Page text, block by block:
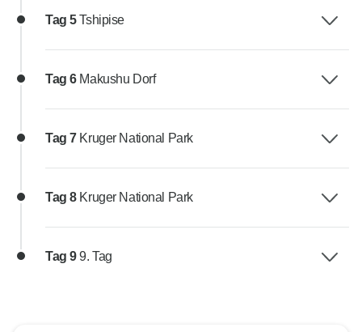
Tag 5Tshipise
Tag 6 Makushu Dorf
Tag 7 Kruger National Park
Tag 8 Kruger National Park
Tag 99. Tag